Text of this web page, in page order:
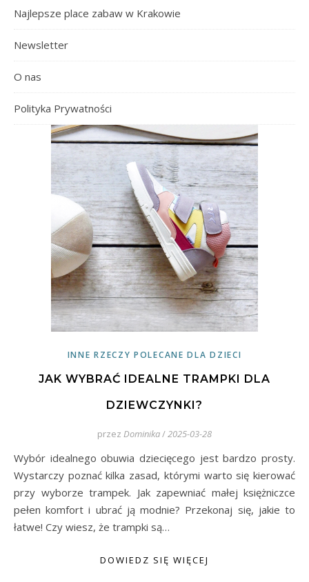
Najlepsze place zabaw w Krakowie
Newsletter
O nas
Polityka Prywatności
INNE RZECZY POLECANE DLA DZIECI
JAK WYBRAĆ IDEALNE TRAMPKI DLA
DZIEWCZYNKI?
przez Dominika/2025-03-28
Wybór idealnego obuwia dziecięcego jest bardzo prosty.
Wystarczy poznać kilka zasad, którymi warto się kierować
przy wyborze trampek. Jak zapewniać małej księżniczce
pełen komfort i ubrać ją modnie? Przekonaj się, jakie to
łatwe! Czy wiesz, że trampki są…
DOWIEDZ SIĘ WIĘCEJ